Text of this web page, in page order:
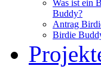
Was ist ein
Buddy?
Antrag
Birdie